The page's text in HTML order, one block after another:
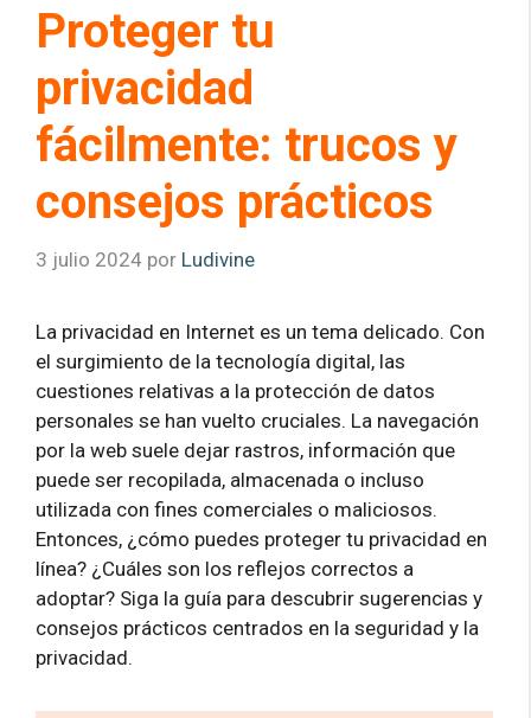
Proteger tu
privacidad
fácilmente: trucos y
consejos prácticos
3 julio 2024 por Ludivine
La privacidad en Internet es un tema delicado. Con
el surgimiento de la tecnología digital, las
cuestiones relativas a la protección de datos
personales se han vuelto cruciales. La navegación
por la web suele dejar rastros, información que
puede ser recopilada, almacenada o incluso
utilizada con fines comerciales o maliciosos.
Entonces, ¿cómo puedes proteger tu privacidad en
línea? ¿Cuáles son los reflejos correctos a
adoptar? Siga la guía para descubrir sugerencias y
consejos prácticos centrados en la seguridad y la
privacidad.